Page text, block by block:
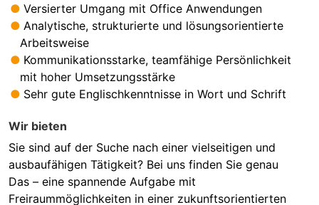
Versierter Umgang mit Office Anwendungen
Analytische, strukturierte und lösungsorientierte
Arbeitsweise
Kommunikationsstarke, teamfähige Persönlichkeit
mit hoher Umsetzungsstärke
Sehr gute Englischkenntnisse in Wort und Schrift
Wir bieten
Sie sind auf der Suche nach einer vielseitigen und
ausbaufähigen Tätigkeit? Bei uns finden Sie genau
Das – eine spannende Aufgabe mit
Freiraummöglichkeiten in einer zukunftsorientierten